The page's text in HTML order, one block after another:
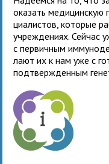
ока­зать
ци­а­ли­стов, кото­рые
учре­жде­ниях. Сейчас
с пер­вич­ным
лают их к нам уже с
под­твер­жден­ным